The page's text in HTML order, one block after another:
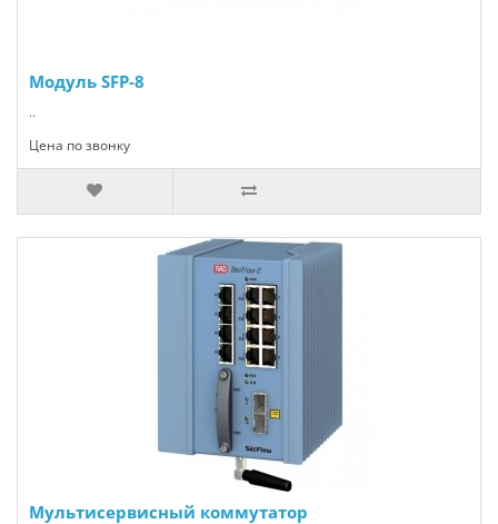
Модуль SFP-8
..
Цена по звонку
Мультисервисный коммутатор